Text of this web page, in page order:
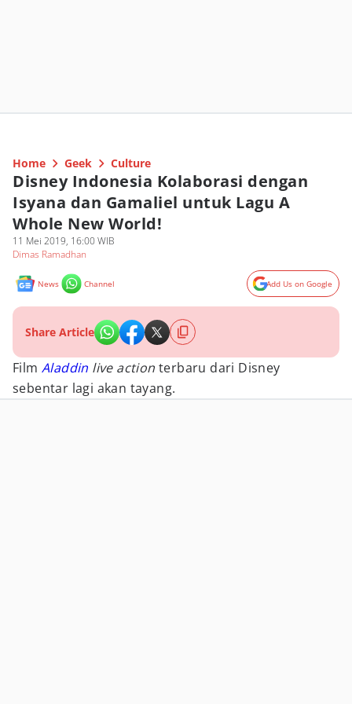
Home Geek Culture
Disney Indonesia Kolaborasi dengan
Isyana dan Gamaliel untuk Lagu A
Whole New World!
11 Mei 2019, 16:00 WIB
Dimas Ramadhan
News Channel Add Us on Google
Share Article
Film Aladdin live actionterbaru dari Disney
sebentar lagi akan tayang.